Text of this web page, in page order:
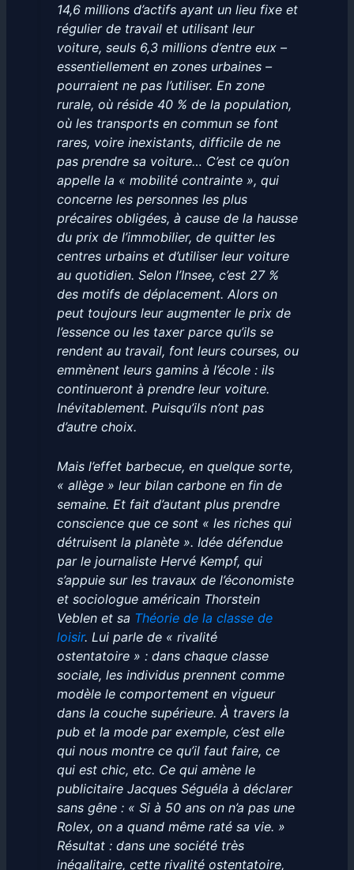
14,6 millions d’actifs ayant un lieu fixe et
régulier de travail et utilisant leur
voiture, seuls 6,3 millions d’entre eux –
essentiellement en zones urbaines –
pourraient ne pas l’utiliser. En zone
rurale, où réside 40 % de la population,
où les transports en commun se font
rares, voire inexistants, difficile de ne
pas prendre sa voiture… C’est ce qu’on
appelle la « mobilité contrainte », qui
concerne les personnes les plus
précaires obligées, à cause de la hausse
du prix de l’immobilier, de quitter les
centres urbains et d’utiliser leur voiture
au quotidien. Selon l’Insee, c’est 27 %
des motifs de déplacement. Alors on
peut toujours leur augmenter le prix de
l’essence ou les taxer parce qu’ils se
rendent au travail, font leurs courses, ou
emmènent leurs gamins à l’école : ils
continueront à prendre leur voiture.
Inévitablement. Puisqu’ils n’ont pas
d’autre choix.
Mais l’effet barbecue, en quelque sorte,
« allège » leur bilan carbone en fin de
semaine. Et fait d’autant plus prendre
conscience que ce sont « les riches qui
détruisent la planète ». Idée défendue
par le journaliste Hervé Kempf, qui
s’appuie sur les travaux de l’économiste
et sociologue américain Thorstein
Veblen et sa Théorie de la classe de
loisir. Lui parle de « rivalité
ostentatoire » : dans chaque classe
sociale, les individus prennent comme
modèle le comportement en vigueur
dans la couche supérieure. À travers la
pub et la mode par exemple, c’est elle
qui nous montre ce qu’il faut faire, ce
qui est chic, etc. Ce qui amène le
publicitaire Jacques Séguéla à déclarer
sans gêne : « Si à 50 ans on n’a pas une
Rolex, on a quand même raté sa vie. »
Résultat : dans une société très
inégalitaire, cette rivalité ostentatoire,